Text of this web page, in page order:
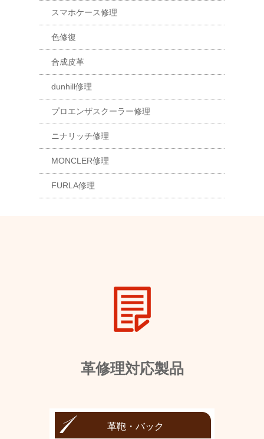
スマホケース修理
色修復
合成皮革
dunhill修理
プロエンザスクーラー修理
ニナリッチ修理
MONCLER修理
FURLA修理
革修理対応製品
革鞄・バック